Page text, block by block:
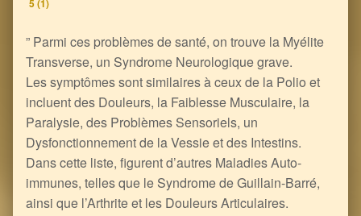
5 (1)
” Parmi ces problèmes de santé, on trouve la Myélite
Transverse, un Syndrome Neurologique grave.
Les symptômes sont similaires à ceux de la Polio et
incluent des Douleurs, la Faiblesse Musculaire, la
Paralysie, des Problèmes Sensoriels, un
Dysfonctionnement de la Vessie et des Intestins.
Dans cette liste, figurent d’autres Maladies Auto-
immunes, telles que le Syndrome de Guillain-Barré,
ainsi que l’Arthrite et les Douleurs Articulaires.